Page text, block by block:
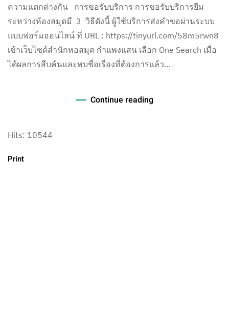
ความแตกต่างกัน การขอรับบริการ การขอรับบริการยืม
ระหว่างห้องสมุดมี 3 วิธีดังนี้ ผู้ใช้บริการส่งคำขอผ่านระบบ
แบบฟอร์มออนไลน์ ที่ URL : https://tinyurl.com/58m5rwn8
เข้าเว็บไซต์สำนักหอสมุด กำแพงแสน เลือก One Search เมื่อ
ได้ผลการสืบค้นและพบชื่อเรื่องที่ต้องการแล้ว...
Continue reading
Hits: 10544
Print